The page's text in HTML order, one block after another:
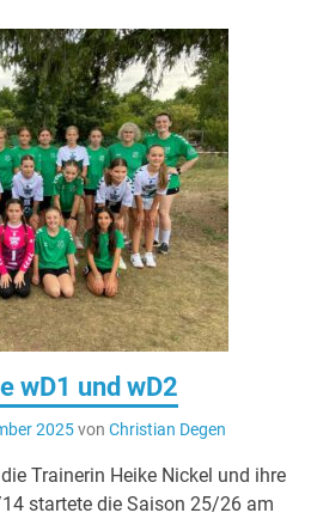
wD1 und wD2
2025von Christian Degen
Trainerin Heike Nickel und ihre
startete die Saison 25/26 am